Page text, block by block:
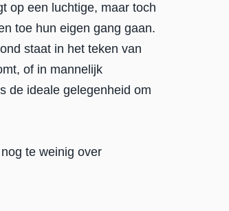
op een luchtige, maar toch
toe hun eigen gang gaan.
staat in het teken van
of in mannelijk
de ideale gelegenheid om
te weinig over